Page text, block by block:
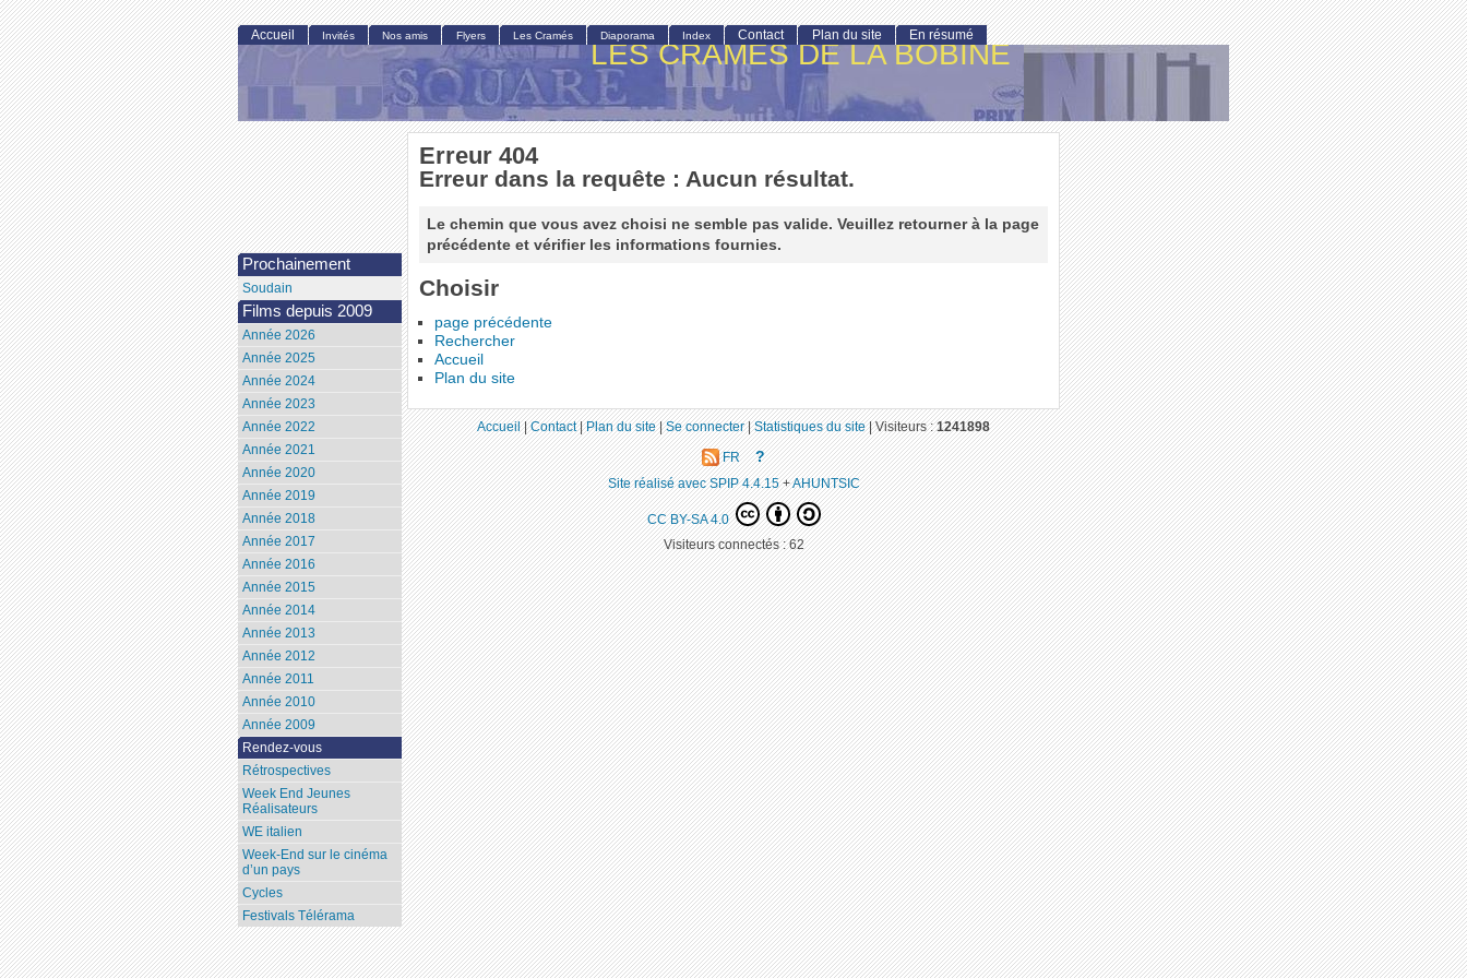
LES CRAMÉS DE LA BOBINE
Erreur 404
Erreur dans la requête : Aucun résultat.
Le chemin que vous avez choisi ne semble pas valide. Veuillez retourner à la page
précédente et vérifier les informations fournies.
Choisir
page précédente
Rechercher
Accueil
Plan du site
Accueil Invités Nos amis Flyers Les Cramés Diaporama Index Contact Plan du site En résumé
Prochainement
Soudain
Films depuis 2009
Année 2026
Année 2025
Année 2024
Année 2023
Année 2022
Année 2021
Année 2020
Année 2019
Année 2018
Année 2017
Année 2016
Année 2015
Année 2014
Année 2013
Année 2012
Année 2011
Année 2010
Année 2009
Rendez-vous
Rétrospectives
Week End Jeunes
Réalisateurs
WE italien
Week-End sur le cinéma
d’un pays
Cycles
Festivals Télérama
Accueil|Contact|Plan du site|Se connecter|Statistiques du site|Visiteurs :1241898
FR ?
Site réalisé avec SPIP 4.4.15+AHUNTSIC
CC BY-SA 4.0
Visiteurs connectés :62